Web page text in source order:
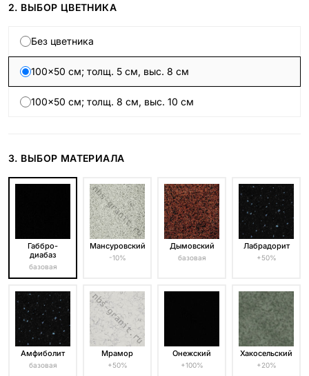
2. ВЫБОР ЦВЕТНИКА
Без цветника
100×50 см; толщ. 5 см, выс. 8 см
100×50 см; толщ. 8 см, выс. 10 см
3. ВЫБОР МАТЕРИАЛА
Габбро-
диабаз
базовая
Мансуровский
-10%
Дымовский
базовая
Лабрадорит
+50%
Амфиболит
базовая
Мрамор
+50%
Онежский
+100%
Хакосельский
+20%